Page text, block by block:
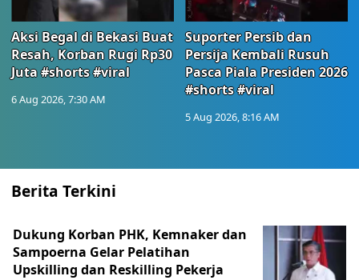
Aksi Begal di Bekasi Buat
Resah, Korban Rugi Rp30
Juta #shorts #viral
6 Aug 2026, 7:30 AM
Suporter Persib dan
Persija Kembali Rusuh
Pasca Piala Presiden 2026
#shorts #viral
5 Aug 2026, 8:16 AM
Berita Terkini
Dukung Korban PHK, Kemnaker dan
Sampoerna Gelar Pelatihan
Upskilling dan Reskilling Pekerja